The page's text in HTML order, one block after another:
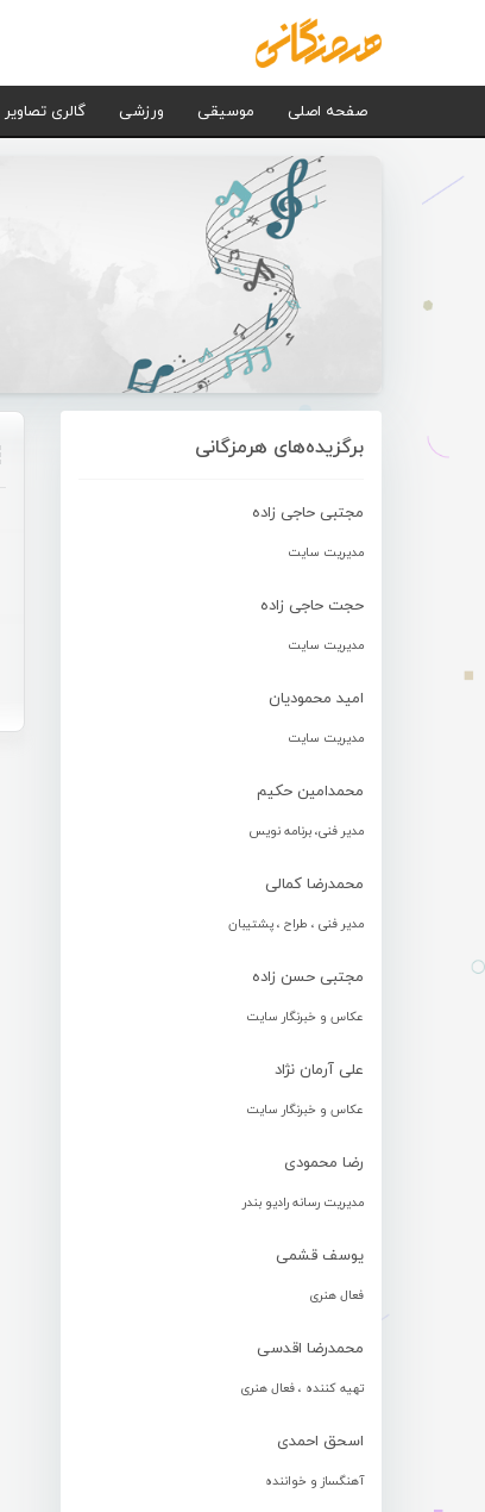
صفحه اصلی موسیقی ورزشی گالری تصاویر
برگزیده‌های هرمزگانی
مجتبی حاجی زاده
مدیریت سایت
حجت حاجی زاده
مدیریت سایت
امید محمودیان
مدیریت سایت
محمدامین حکیم
مدیر فنی، برنامه نویس
محمدرضا کمالی
مدیر فنی ، طراح ، پشتیبان
مجتبی حسن زاده
عکاس و خبرنگار سایت
علی آرمان نژاد
عکاس و خبرنگار سایت
رضا محمودی
مدیریت رسانه رادیو بندر
یوسف قشمی
فعال هنری
محمدرضا اقدسی
تهیه کننده ، فعال هنری
اسحق احمدی
آهنگساز و خواننده